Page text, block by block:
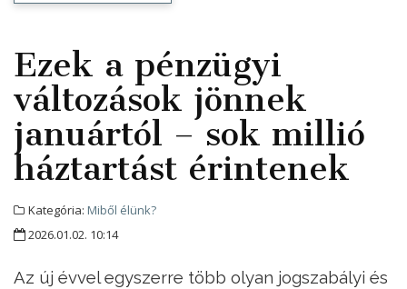
Ezek a pénzügyi
változások jönnek
januártól – sok millió
háztartást érintenek
Kategória: Miből élünk?
2026.01.02. 10:14
Az új évvel egyszerre több olyan jogszabályi és